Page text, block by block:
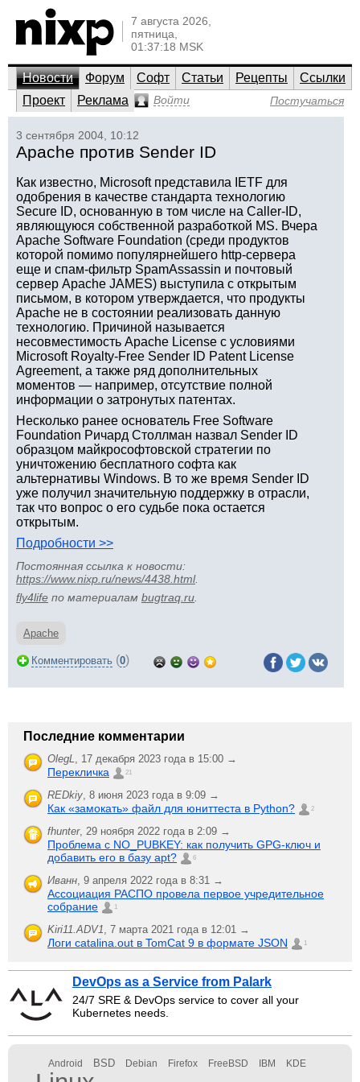
7 августа 2026,
пятница,
01:37:18 MSK
Новости Форум Софт Статьи Рецепты
Ссылки
Проект
Реклама Войти Постучаться
3 сентября 2004, 10:12
Apache против Sender ID
Как известно, Microsoft представила IETF для
одобрения в качестве стандарта технологию
Secure ID, основанную в том числе на Caller-ID,
являющуюся собственной разработкой MS. Вчера
Apache Software Foundation (среди продуктов
которой помимо популярнейшего http-сервера
еще и спам-фильтр SpamAssassin и почтовый
сервер Apache JAMES) выступила с открытым
письмом, в котором утверждается, что продукты
Apache не в состоянии реализовать данную
технологию. Причиной называется
несовместимость Apache License с условиями
Microsoft Royalty-Free Sender ID Patent License
Agreement, а также ряд дополнительных
моментов — например, отсутствие полной
информации о затронутых патентах.
Несколько ранее основатель Free Software
Foundation Ричард Столлман назвал Sender ID
образцом майкрософтовской стратегии по
уничтожению бесплатного софта как
альтернативы Windows. В то же время Sender ID
уже получил значительную поддержку в отрасли,
так что вопрос о его судьбе пока остается
открытым.
Подробности >>
Постоянная ссылка к новости:
https://www.nixp.ru/news/4438.html.
fly4life по материалам bugtraq.ru
Apache
Комментировать (0)
Последние комментарии
OlegL, 17 декабря 2023 года в 15:00 →
Перекличка 21
REDkiy, 8 июня 2023 года в 9:09 →
Как «замокать» файл для юниттеста в Python? 2
fhunter, 29 ноября 2022 года в 2:09 →
Проблема с NO_PUBKEY: как получить GPG-ключ и
добавить его в базу apt?
6
Иванн, 9 апреля 2022 года в 8:31 →
Ассоциация РАСПО провела первое учредительное
собрание
1
Kiri11.ADV1, 7 марта 2021 года в 12:01 →
Логи catalina.out в TomCat 9 в формате JSON 1
DevOps as a Service from Palark
24/7 SRE & DevOps service to cover all your
Kubernetes needs.
Android BSD Debian Firefox FreeBSD IBM KDE